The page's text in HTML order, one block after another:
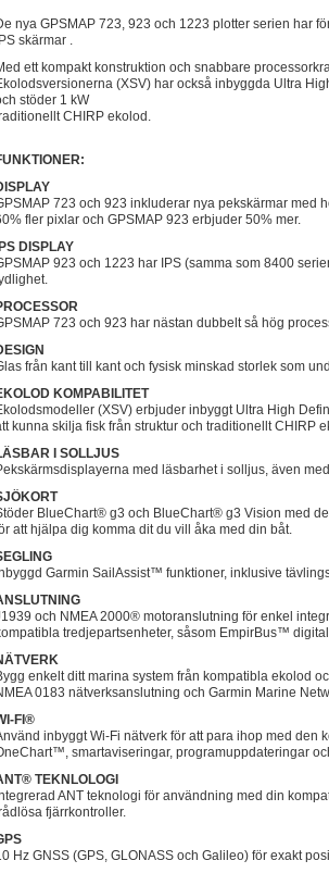
nya GPSMAP 723, 923 och 1223 plotter serien har
skärmar .
ett kompakt konstruktion och snabbare
(XSV) har också inbyggda Ultra
stöder 1 kW
CHIRP ekolod.
723 och 923 inkluderar nya pekskärmar med
fler pixlar och GPSMAP 923 erbjuder 50% mer.
DISPLAY
923 och 1223 har IPS (samma som 8400
723 och 923 har nästan dubbelt så hög
från kant till kant och fysisk minskad storlek som
KOMPABILITET
(XSV) erbjuder inbyggt Ultra High
kunna skilja fisk från struktur och traditionellt CHIRP
I SOLLJUS
med läsbarhet i solljus, även
BlueChart® g3 och BlueChart® g3 Vision med
att hjälpa dig komma dit du vill åka med din båt.
Garmin SailAssist™ funktioner, inklusive
och NMEA 2000® motoranslutning för enkel
tredjepartsenheter, såsom EmpirBus™
enkelt ditt marina system från kompatibla ekolod
0183 nätverksanslutning och Garmin Marine
FI®
inbyggt Wi-Fi nätverk för att para ihop med den
smartaviseringar, programuppdateringar
TEKNLOLOGI
ANT teknologi för användning med din
fjärrkontroller.
Hz GNSS (GPS, GLONASS och Galileo) för exakt